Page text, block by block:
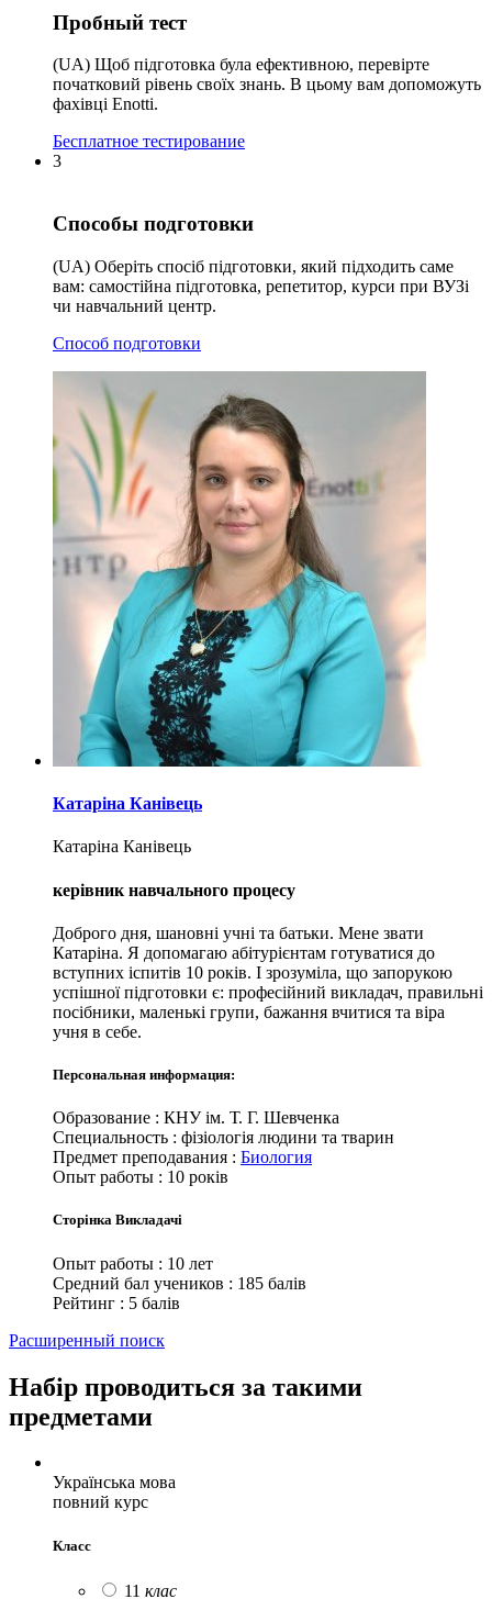
Пробный тест
(UA) Щоб підготовка була ефективною, перевірте
початковий рівень своїх знань. В цьому вам допоможуть
фахівці Enotti.
Бесплатное тестирование
3
Способы подготовки
(UA) Оберіть спосіб підготовки, який підходить саме
вам: самостійна підготовка, репетитор, курси при ВУЗі
чи навчальний центр.
Способ подготовки
Катаріна Канівець
Катаріна Канівець
керівник навчального процесу
Доброго дня, шановні учні та батьки. Мене звати
Катаріна. Я допомагаю абітурієнтам готуватися до
вступних іспитів 10 років. І зрозуміла, що запорукою
успішної підготовки є: професійний викладач, правильні
посібники, маленькі групи, бажання вчитися та віра
учня в себе.
Персональная информация:
Образование : КНУ ім. Т. Г. Шевченка
Специальность : фізіологія людини та тварин
Предмет преподавания : Биология
Опыт работы : 10 років
Сторінка Викладачі
Опыт работы : 10 лет
Средний бал учеников : 185 балів
Рейтинг : 5 балів
Расширенный поиск
Набір проводиться за такими
предметами
Українська мова
повний курс
Класс
11 клас